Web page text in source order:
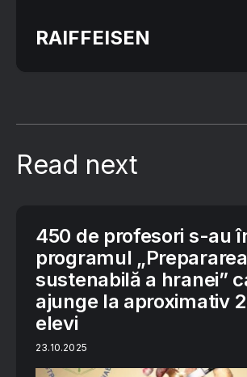
RAIFFEISEN
Read next
450 de profesori s-au
programul „Prepararea
sustenabilă a hranei”
ajunge la aproximativ
elevi
23.10.2025